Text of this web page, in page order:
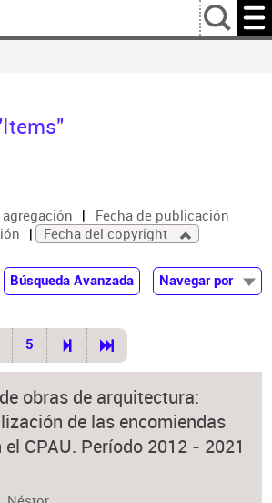
…
agregación
Fecha de publicación
Fecha del copyright
Búsqueda Avanzada
Navegar por
5
obras de arquitectura:
de las encomiendas
CPAU. Período 2012 - 2021